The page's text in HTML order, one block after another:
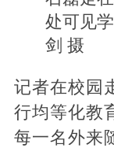
处可见
剑 摄
记者在校园
行均等化教
每一名外来